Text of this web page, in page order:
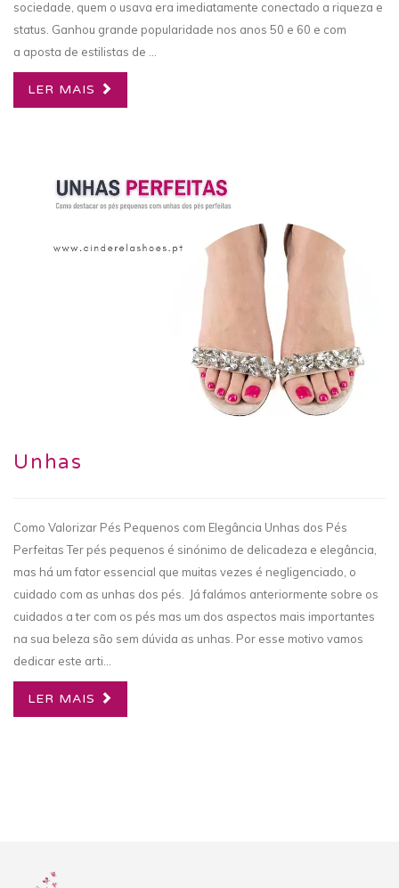
sociedade, quem o usava era imediatamente conectado a riqueza e
status. Ganhou grande popularidade nos anos 50 e 60 e com
a aposta de estilistas de ...
LER MAIS
Unhas
Como Valorizar Pés Pequenos com Elegância Unhas dos Pés
Perfeitas Ter pés pequenos é sinónimo de delicadeza e elegância,
mas há um fator essencial que muitas vezes é negligenciado, o
cuidado com as unhas dos pés. Já falámos anteriormente sobre os
cuidados a ter com os pés mas um dos aspectos mais importantes
na sua beleza são sem dúvida as unhas. Por esse motivo vamos
dedicar este arti...
LER MAIS